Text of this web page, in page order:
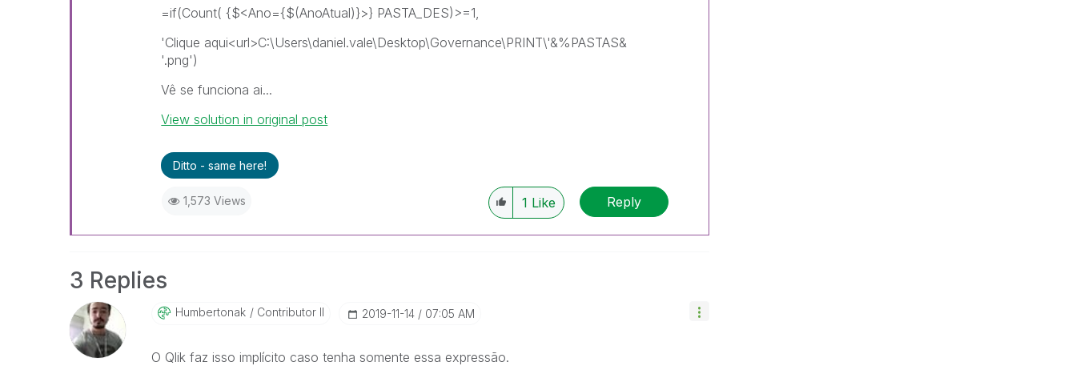
=if(Count( {$<Ano={$(AnoAtual)}>} PASTA_DES)>=1,
'Clique aqui<url>C:\Users\daniel.vale\Desktop\Governance\PRINT\'&%PASTAS&
'.png')
Vê se funciona ai...
View solution in original post
Ditto - same here!
1,573 Views 1 Like Reply
3 Replies
Humbertonak Contributor II ‎2019-11-14 07:05 AM
O Qlik faz isso implícito caso tenha somente essa expressão.